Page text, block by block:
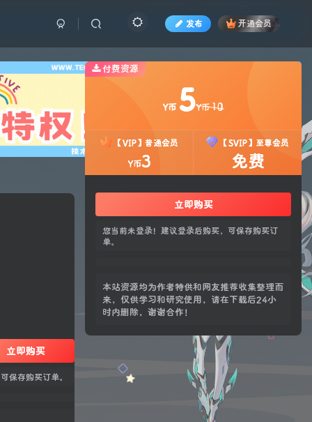
发布 开通会员
立即购买
保存购买订单。
付费资源
Y币 5Y币10
【VIP】普通会员
Y币3
【SVIP】至尊会员
免费
立即购买
您当前未登录！建议登录后购买，可保存购买订
单。
本站资源均为作者特供和网友推荐收集整理而
来，仅供学习和研究使用，请在下载后24小
时内删除，谢谢合作！
Y币5Y币10
立即购买
您当前未登录！建议登录后购买，可保存购买订
本站资源均为作者特供和网友推荐收集整理而
来，仅供学习和研究使用，请在下载后24小